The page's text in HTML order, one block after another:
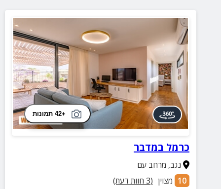
+42 תמונות
כרמל במדבר
נגב, מרחב עם
10 מצוין (
3 חוות דעת)